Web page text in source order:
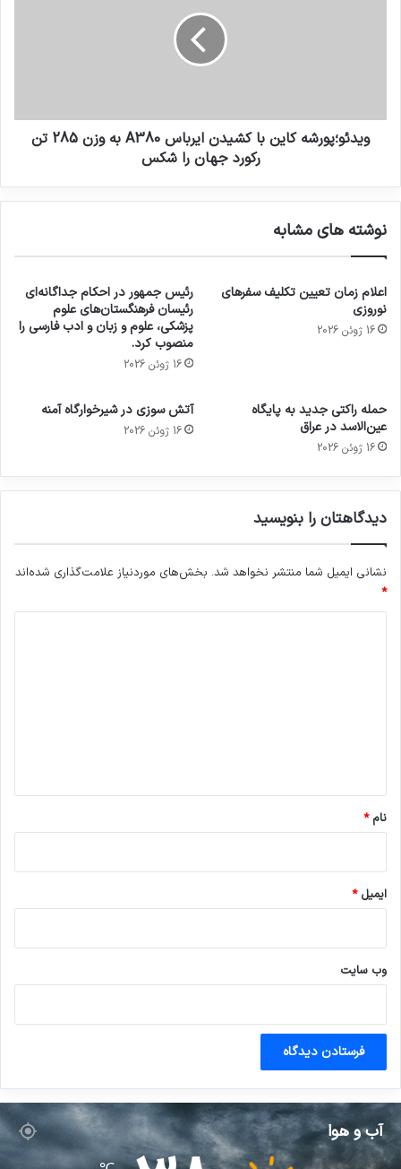
ویدئو؛پورشه کاین با کشیدن ایرباس A380 به وزن 285 تن
رکورد جهان را شکس
نوشته های مشابه
اعلام زمان تعیین تکلیف سفرهای
نوروزی
16 ژوئن 2026
رئیس جمهور در احکام جداگانه‌ای
رئیسان فرهنگستان‌های علوم
پزشکی، علوم و زبان و ادب فارسی را
منصوب کرد.
16 ژوئن 2026
حمله راکتی جدید به پایگاه
عین‌الاسد در عراق
16 ژوئن 2026
آتش سوزی در شیرخوارگاه آمنه
16 ژوئن 2026
دیدگاهتان را بنویسید
نشانی ایمیل شما منتشر نخواهد شد. بخش‌های موردنیاز علامت‌گذاری شده‌اند
*
نام*
ایمیل*
وب‌ سایت
آب و هوا